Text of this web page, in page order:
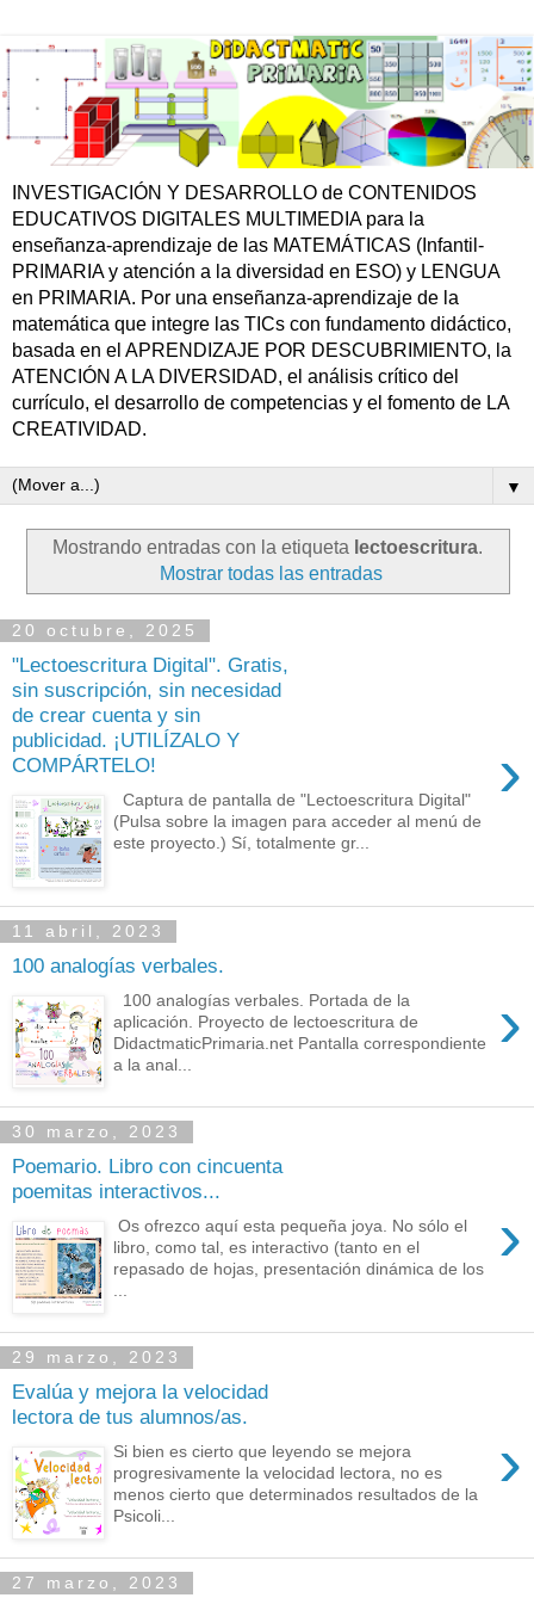
INVESTIGACIÓN Y DESARROLLO de CONTENIDOS
EDUCATIVOS DIGITALES MULTIMEDIA para la
enseñanza-aprendizaje de las MATEMÁTICAS (Infantil-
PRIMARIA y atención a la diversidad en ESO) y LENGUA
en PRIMARIA. Por una enseñanza-aprendizaje de la
matemática que integre las TICs con fundamento didáctico,
basada en el APRENDIZAJE POR DESCUBRIMIENTO, la
ATENCIÓN A LA DIVERSIDAD, el análisis crítico del
currículo, el desarrollo de competencias y el fomento de LA
CREATIVIDAD.
▼
Mostrando entradas con la etiqueta lectoescritura.
Mostrar todas las entradas
20 octubre, 2025
"Lectoescritura Digital". Gratis,
sin suscripción, sin necesidad
de crear cuenta y sin
publicidad. ¡UTILÍZALO Y
COMPÁRTELO!
›
Captura de pantalla de "Lectoescritura Digital"
(Pulsa sobre la imagen para acceder al menú de
este proyecto.) Sí, totalmente gr...
11 abril, 2023
100 analogías verbales.
›
100 analogías verbales. Portada de la
aplicación. Proyecto de lectoescritura de
DidactmaticPrimaria.net Pantalla correspondiente
a la anal...
30 marzo, 2023
Poemario. Libro con cincuenta
poemitas interactivos...
›
Os ofrezco aquí esta pequeña joya. No sólo el
libro, como tal, es interactivo (tanto en el
repasado de hojas, presentación dinámica de los
29 marzo, 2023
Evalúa y mejora la velocidad
lectora de tus alumnos/as.
›
Si bien es cierto que leyendo se mejora
progresivamente la velocidad lectora, no es
menos cierto que determinados resultados de la
Psicoli...
27 marzo, 2023